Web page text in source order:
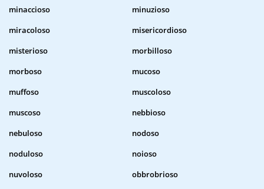
minaccioso
minuzioso
miracoloso
misericordioso
misterioso
morbilloso
morboso
mucoso
muffoso
muscoloso
muscoso
nebbioso
nebuloso
nodoso
noduloso
noioso
nuvoloso
obbrobrioso